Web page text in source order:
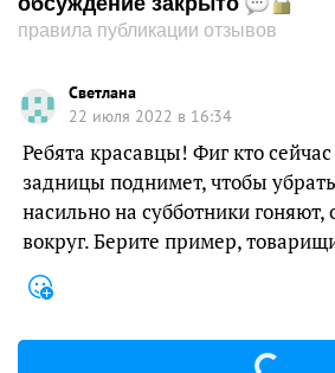
правила публикации отзывов
Светлана
22 июля 2022 в 16:34
Ребята красавцы! Фиг кто
задницы поднимет, чтобы
насильно на субботники гоняют,
вокруг. Берите пример,